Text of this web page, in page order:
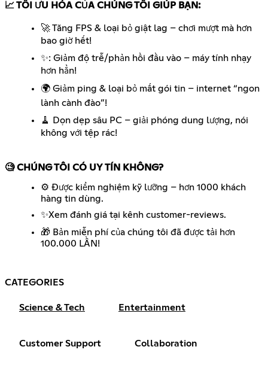
📈 TỐI ƯU HÓA CỦA CHÚNG TÔI GIÚP BẠN:
🚀 Tăng FPS & loại bỏ giật lag – chơi mượt mà hơn
bao giờ hết!
✨: Giảm độ trễ/phản hồi đầu vào – máy tính nhạy
hơn hẳn!
🌍 Giảm ping & loại bỏ mất gói tin – internet “ngon
lành cành đào”!
🧹 Dọn dẹp sâu PC – giải phóng dung lượng, nói
không với tệp rác!
🧐 CHÚNG TÔI CÓ UY TÍN KHÔNG?
⚙️ Được kiểm nghiệm kỹ lưỡng – hơn 1000 khách
hàng tin dùng.
✨Xem đánh giá tại kênh customer-reviews.
🎁 Bản miễn phí của chúng tôi đã được tải hơn
100.000 LẦN!
CATEGORIES
Science & Tech Entertainment
Customer Support Collaboration